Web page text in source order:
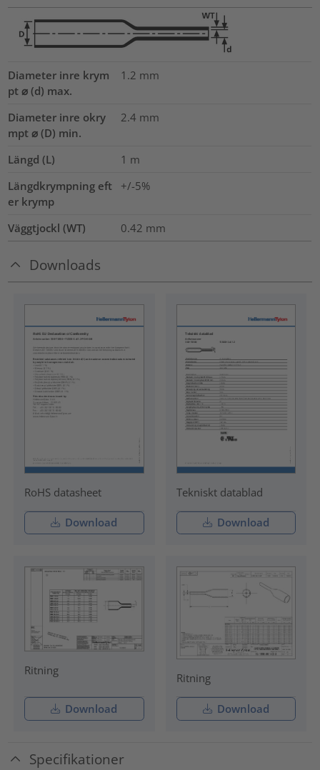
Diameter inre krym
pt ⌀ (d) max.
1.2 mm
Diameter inre okry
mpt ⌀ (D) min.
2.4 mm
Längd (L) 1 m
Längdkrympning eft
er krymp
+/-5%
Väggtjockl (WT) 0.42 mm
Downloads
RoHS datasheet
Download
Tekniskt datablad
Download
Ritning
Download
Ritning
Download
Specifikationer